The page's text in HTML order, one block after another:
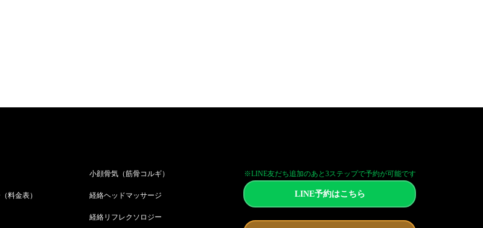
料金表）
小顔骨気（筋骨コルギ）
経絡ヘッドマッサージ
経絡リフレクソロジー
※LINE友だち追加のあと3ステップで予約が可能です
LINE予約はこちら